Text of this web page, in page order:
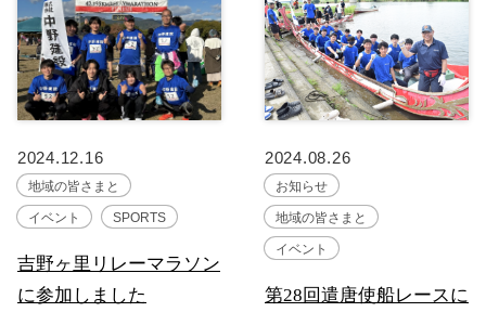
2024.12.16
地域の皆さまと
イベント SPORTS
吉野ヶ里リレーマラソン
に参加しました
2024.08.26
お知らせ
地域の皆さまと
イベント
第28回遣唐使船レースに